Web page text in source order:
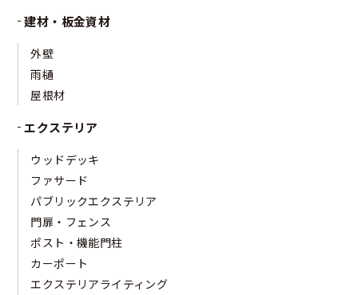
建材・板金資材
外壁
雨樋
屋根材
エクステリア
ウッドデッキ
ファサード
パブリックエクステリア
門扉・フェンス
ポスト・機能門柱
カーポート
エクステリアライティング